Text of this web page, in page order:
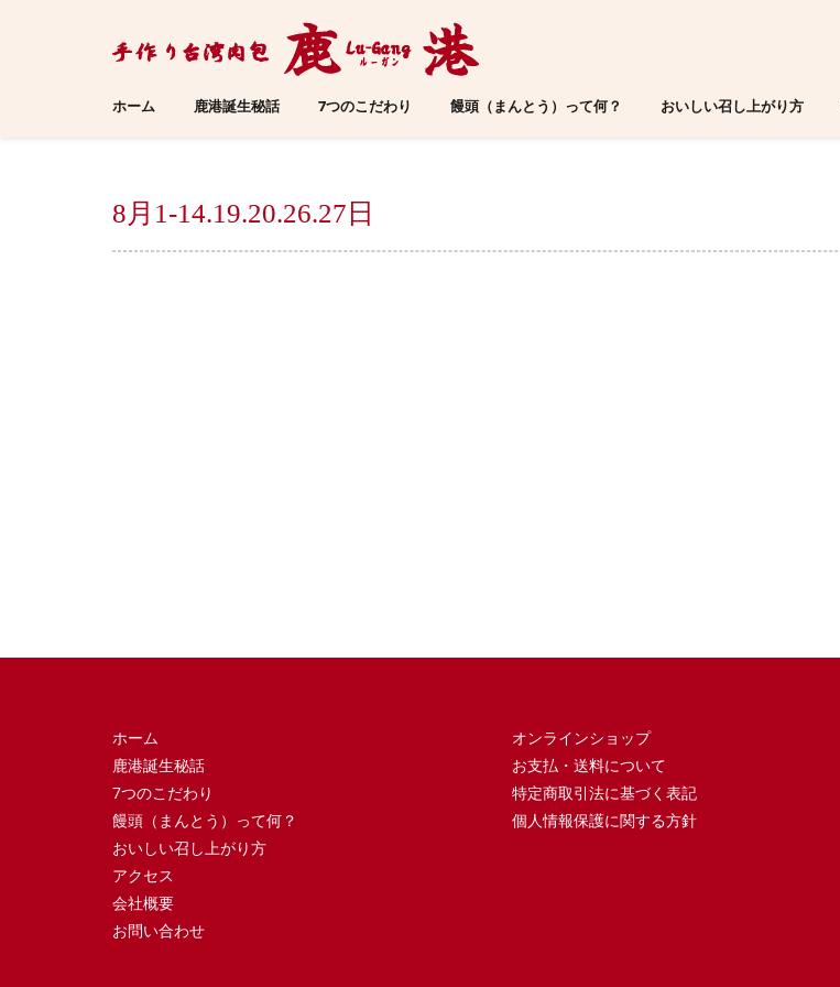
ホーム 鹿港誕生秘話 7つのこだわり 饅頭（まんとう）って何？ おいしい召し上がり方
8月1-14.19.20.26.27日
ホーム
鹿港誕生秘話
7つのこだわり
饅頭（まんとう）って何？
おいしい召し上がり方
アクセス
会社概要
お問い合わせ
オンラインショップ
お支払・送料について
特定商取引法に基づく表記
個人情報保護に関する方針